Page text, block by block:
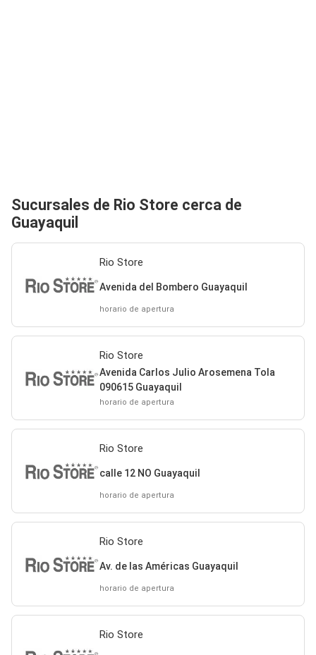
Sucursales de Rio Store cerca de
Guayaquil
Rio Store
Avenida del Bombero Guayaquil
horario de apertura
Rio Store
Avenida Carlos Julio Arosemena Tola
090615 Guayaquil
horario de apertura
Rio Store
calle 12 NO Guayaquil
horario de apertura
Rio Store
Av. de las Américas Guayaquil
horario de apertura
Rio Store